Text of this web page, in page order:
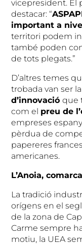
vicepresident. El
destacar: “
important a
territori podem
també poden
de tots plegats.”
D’altres temes
trobada van ser la
d’innovacióque
com el preu de
empreses
pèrdua de
papereres
americanes.
L’Anoia,
La tradició
orígens en el
de la zona de
Carme sempre
motiu, la UEA